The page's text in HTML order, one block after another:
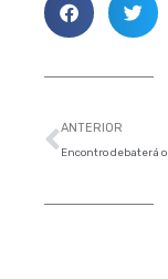
Anterior
ANTERIOR